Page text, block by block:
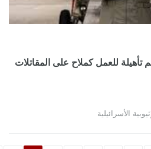
تأهيلة للعمل كملاح على المقاتلات
الأسرائيلية